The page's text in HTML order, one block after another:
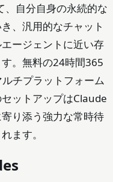
自分自身の永続的な
、汎用的なチャット
ージェントに近い存
。無料の24時間365
チプラットフォーム
ットアップはClaude
り添う強力な常時待
ます。